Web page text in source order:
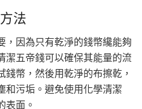
法
，因為只有乾淨的錢幣纔能夠
潔五帝錢可以確保其能量的流
幣，然後用乾淨的布擦乾，
和污垢。避免使用化學清潔
表面。